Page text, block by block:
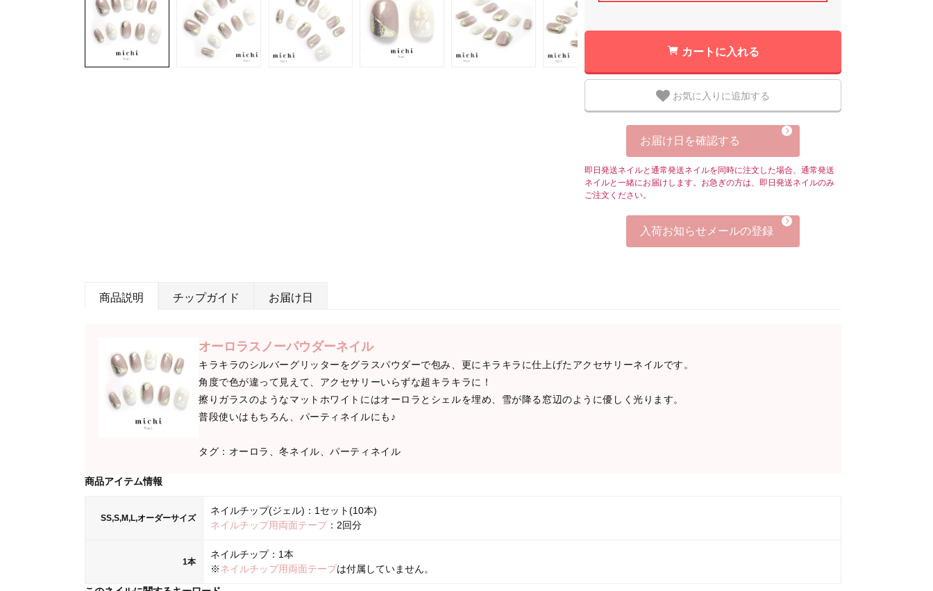
カートに入れる
お気に入りに追加する
お届け日を確認する
即日発送ネイルと通常発送ネイルを同時に注文した場合、通常発送
ネイルと一緒にお届けします。お急ぎの方は、即日発送ネイルのみ
ご注文ください。
入荷お知らせメールの登録
商品説明 チップガイド お届け日
オーロラスノーパウダーネイル
キラキラのシルバーグリッターをグラスパウダーで包み、更にキラキラに仕上げたアクセサリーネイルです。
角度で色が違って見えて、アクセサリーいらずな超キラキラに！
擦りガラスのようなマットホワイトにはオーロラとシェルを埋め、雪が降る窓辺のように優しく光ります。
普段使いはもちろん、パーティネイルにも♪
タグ：オーロラ、冬ネイル、パーティネイル
商品アイテム情報
SS,S,M,L,オーダーサイズ
ネイルチップ(ジェル)：1セット(10本)
ネイルチップ用両面テープ：2回分
1本
ネイルチップ：1本
※ネイルチップ用両面テープは付属していません。